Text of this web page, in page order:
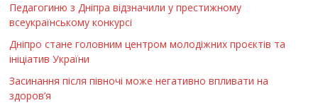
Педагогиню з Дніпра відзначили у престижному
всеукраїнському конкурсі
Дніпро стане головним центром молодіжних проєктів та
ініціатив України
Засинання після півночі може негативно впливати на
здоров’я